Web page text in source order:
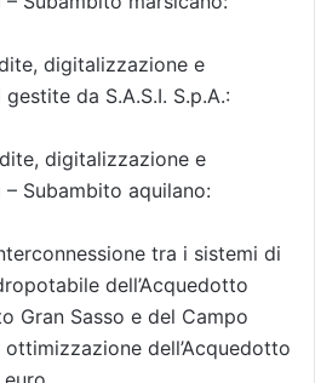
digitalizzazione e
da S.A.S.I. S.p.A.:
digitalizzazione e
Subambito aquilano:
tra i sistemi di
dell’Acquedotto
Gran Sasso e del Campo
dell’Acquedotto